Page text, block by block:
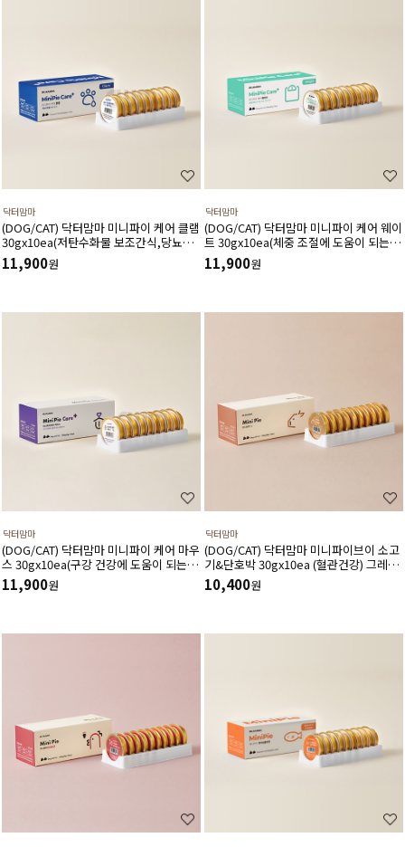
닥터맘마
(DOG/CAT) 닥터맘마 미니파이 케어 클램
30gx10ea(저탄수화물 보조간식,당뇨관
리에도움)
11,900원
닥터맘마
(DOG/CAT) 닥터맘마 미니파이 케어 웨이
트 30gx10ea(체중 조절에 도움이 되는 보
조간식)
11,900원
닥터맘마
(DOG/CAT) 닥터맘마 미니파이 케어 마우
스 30gx10ea(구강 건강에 도움이 되는 보
조간식)
11,900원
닥터맘마
(DOG/CAT) 닥터맘마 미니파이브이 소고
기&단호박 30gx10ea (혈관건강) 그레인
프리,신선한원료,소화잘되는텍스쳐,저자
극&저칼로리
10,400원